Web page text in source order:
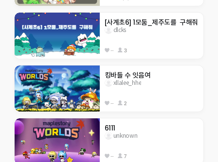
[사계초6] 1모둠_제주도를  구해줘
dlcks
-- 3
킹바들 수 잇음여
xllalee_hhe
-- 2
6111
unknown
-- 7